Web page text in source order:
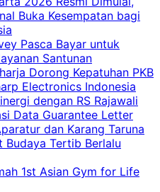
Buka Kesempatan bagi
Pasca Bayar untuk
Santunan
Dorong Kepatuhan PKB
Electronics Indonesia
dengan RS Rajawali
Data Guarantee Letter
dan Karang Taruna
Budaya Tertib Berlalu
1st Asian Gym for Life